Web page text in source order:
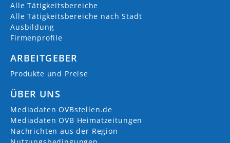
AKTUELLE JOBS (0)
Alle Tätigkeitsbereiche
Alle Tätigkeitsbereiche nach Stadt
Ausbildung
Firmenprofile
ARBEITGEBER
Produkte und Preise
ÜBER UNS
Mediadaten OVBstellen.de
Mediadaten OVB Heimatzeitungen
Nachrichten aus der Region